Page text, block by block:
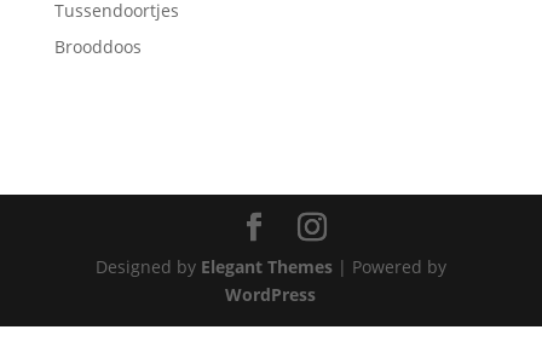
Tussendoortjes
Brooddoos
Designed by Elegant Themes| Powered by
WordPress